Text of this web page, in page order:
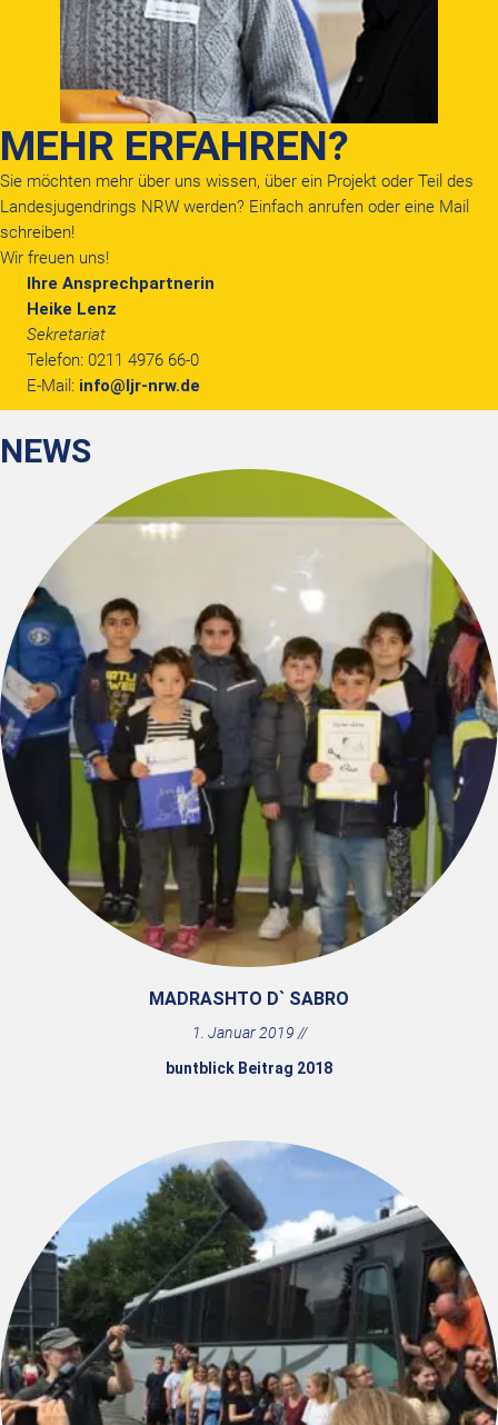
MEHR ERFAHREN?
Sie möchten mehr über uns wissen, über ein Projekt oder Teil des
Landesjugendrings NRW werden? Einfach anrufen oder eine Mail
schreiben!
Wir freuen uns!
Ihre Ansprechpartnerin
Heike Lenz
Sekretariat
Telefon: 0211 4976 66-0
E-Mail: info@ljr-nrw.de
NEWS
MADRASHTO D` SABRO
1. Januar 2019
buntblick Beitrag 2018